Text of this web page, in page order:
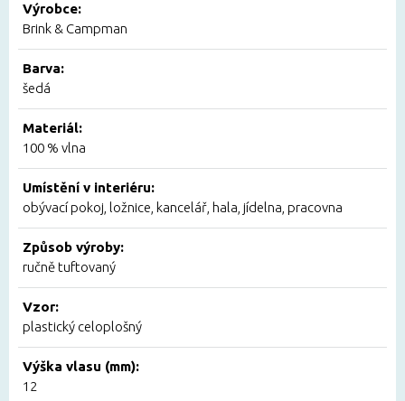
Výrobce:
Brink & Campman
Barva:
šedá
Materiál:
100 % vlna
Umístění v interiéru:
obývací pokoj, ložnice, kancelář, hala, jídelna, pracovna
Způsob výroby:
ručně tuftovaný
Vzor:
plastický celoplošný
Výška vlasu (mm):
12